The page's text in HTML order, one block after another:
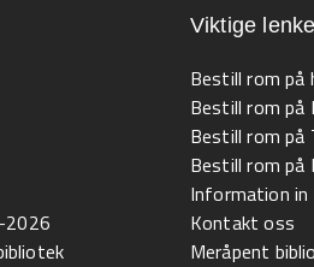
2026
Viktige
Bestill rom på
Bestill rom på
Bestill rom på
Bestill rom på
Information in
Kontakt oss
Meråpent